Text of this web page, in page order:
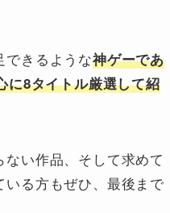
きるような神ゲーであ
に8タイトル厳選して紹
い作品、そして求めて
る方もぜひ、最後まで